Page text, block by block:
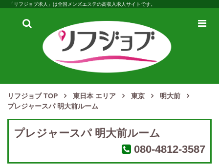
「リフジョブ求人」は全国メンズエステの高収入求人サイトです。
検
メ
リフジョブ TOP 東日本 エリア 東京
明大前
プレジャースパ 明大前ルーム
プレジャースパ 明大前ルーム
080-4812-3587